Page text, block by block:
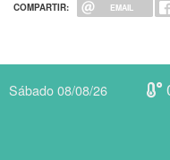
COMPARTIR: EMAIL
Sábado 08/08/26